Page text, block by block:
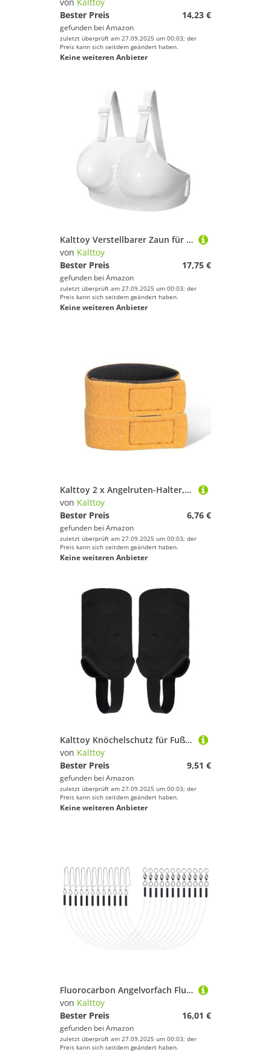
Bester Preis
14,23 €
gefunden bei Amazon
zuletzt überprüft am 27.09.2025 um 00:03; der
Preis kann sich seitdem geändert haben.
Keine weiteren Anbieter
Kalttoy Verstellbarer Zaun für Damen, Brustschutz, Zaunschutz
von Kalttoy
Bester Preis
17,75 €
gefunden bei Amazon
zuletzt überprüft am 27.09.2025 um 00:03; der
Preis kann sich seitdem geändert haben.
Keine weiteren Anbieter
Kalttoy 2 x Angelruten-Halter, elastische Rutengurte, Outdoor-Angelrutengürtel
von Kalttoy
Bester Preis
6,76 €
gefunden bei Amazon
zuletzt überprüft am 27.09.2025 um 00:03; der
Preis kann sich seitdem geändert haben.
Keine weiteren Anbieter
Kalttoy Knöchelschutz für Fußballsport, doppelseitig, Fußgelenkschutz
von Kalttoy
Bester Preis
9,51 €
gefunden bei Amazon
zuletzt überprüft am 27.09.2025 um 00:03; der
Preis kann sich seitdem geändert haben.
Keine weiteren Anbieter
Fluorocarbon Angelvorfach Fluorocarbon Vorfächer Set für Salzwasser Süßwasser
von Kalttoy
Bester Preis
16,01 €
gefunden bei Amazon
zuletzt überprüft am 27.09.2025 um 00:03; der
Preis kann sich seitdem geändert haben.